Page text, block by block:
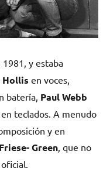
y estaba
Hollis en voces,
batería, Paul Webb
en teclados. A menudo
y en
Green , que no